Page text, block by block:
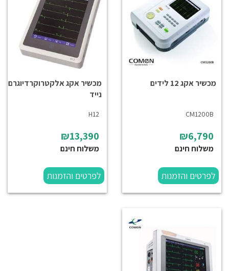
מכשיר אקג 12 לידים
CM1200B
₪6,790
משלוח חינם
לפרטים והזמנות
מכשיר אקג אלקטרוקרדיוגרם
נייד
H12
₪13,390
משלוח חינם
לפרטים והזמנות